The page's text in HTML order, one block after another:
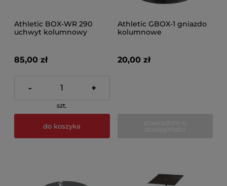
Athletic BOX-WR 290
uchwyt kolumnowy
85,00 zł
- +
szt.
do koszyka
Athletic GBOX-1 gniazdo
kolumnowe
20,00 zł